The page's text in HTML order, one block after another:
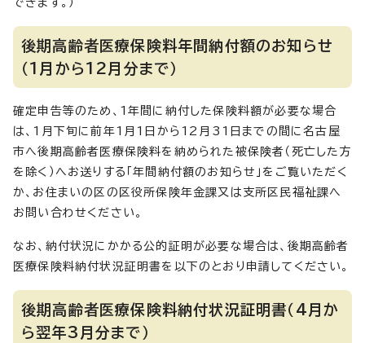
できます。）
後期高齢者医療保険料年間納付額のお知らせ
（1月から12月分まで）
確定申告等のため、1年間に納付した保険料額が必要な場合
は、1月下旬に前年1月1日から12月31日までの間に名古屋
市へ後期高齢者医療保険料を納められた被保険者（死亡した方
を除く）へお送りする「年間納付額のお知らせ」をご覧いただく
か、お住まいの区の区役所保険年金課又は支所区民福祉課へ
お問い合わせください。
なお、納付状況にかかる公的証明が必要な場合は、後期高齢者
医療保険料納付状況証明書を以下のとおり申請してください。
後期高齢者医療保険料納付状況証明書（4月か
ら翌年3月分まで）